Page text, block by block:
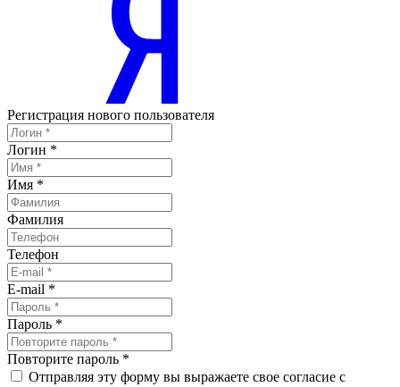
Регистрация нового пользователя
Логин *
Имя *
Фамилия
Телефон
E-mail *
Пароль *
Повторите пароль *
Отправляя эту форму вы выражаете свое согласие с